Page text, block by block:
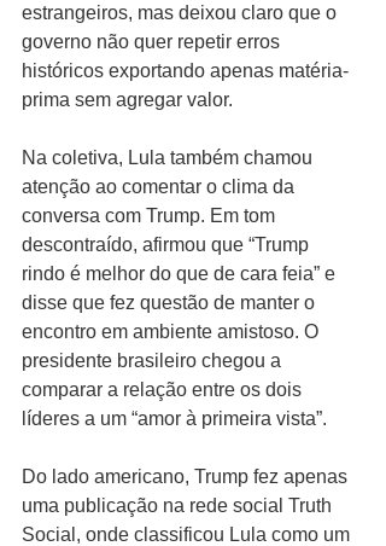
estrangeiros, mas deixou claro que o
governo não quer repetir erros
históricos exportando apenas matéria-
prima sem agregar valor.
Na coletiva, Lula também chamou
atenção ao comentar o clima da
conversa com Trump. Em tom
descontraído, afirmou que “Trump
rindo é melhor do que de cara feia” e
disse que fez questão de manter o
encontro em ambiente amistoso. O
presidente brasileiro chegou a
comparar a relação entre os dois
líderes a um “amor à primeira vista”.
Do lado americano, Trump fez apenas
uma publicação na rede social Truth
Social, onde classificou Lula como um